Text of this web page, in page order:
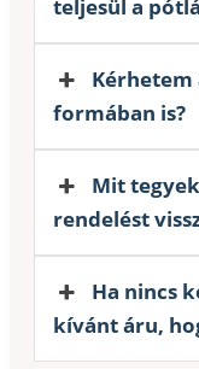
teljesül a
formában is?
Mit
rendelést
Ha nincs
kívánt áru,